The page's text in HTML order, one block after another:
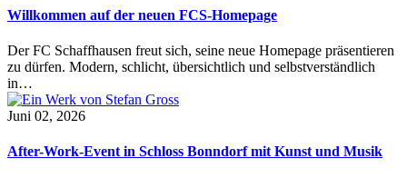
Willkommen auf der neuen FCS-Homepage
Der FC Schaffhausen freut sich, seine neue Homepage präsentieren
zu dürfen. Modern, schlicht, übersichtlich und selbstverständlich
in…
Juni 02, 2026
After-Work-Event in Schloss Bonndorf mit Kunst und Musik